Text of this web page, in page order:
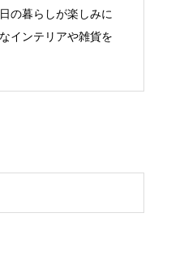
の暮らしが楽しみに
インテリアや雑貨を